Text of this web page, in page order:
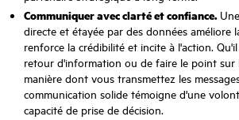
Communiquer avec clarté et confiance.
directe et étayée par des données améliore
renforce la crédibilité et incite à l'action.
retour d'information ou de faire le point sur
manière dont vous transmettez les
communication solide témoigne d'une
capacité de prise de décision.